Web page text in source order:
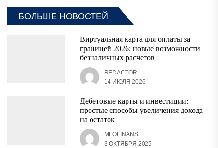
БОЛЬШЕ НОВОСТЕЙ
Виртуальная карта для оплаты за
границей 2026: новые возможности
безналичных расчетов
REDACTOR
14 ИЮЛЯ 2026
Дебетовые карты и инвестиции:
простые способы увеличения дохода
на остаток
MFOFINANS
3 ОКТЯБРЯ 2025